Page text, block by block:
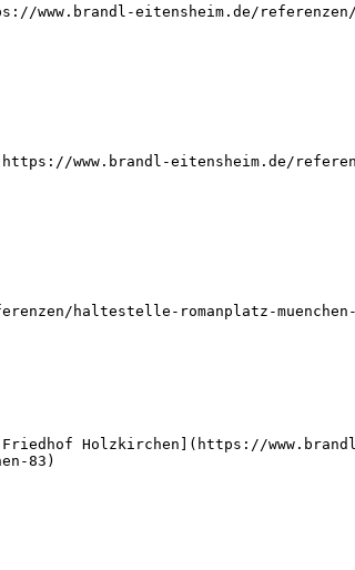
www.brandl-eitensheim.de/
www.brandl-eitensheim.de/
haltestelle-romanplatz-
Holzkirchen](https://
83)